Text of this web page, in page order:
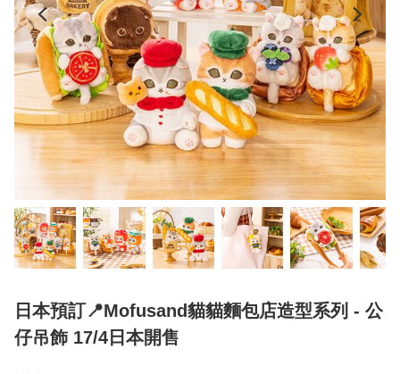
日本預訂📍Mofusand貓貓麵包店造型系列 - 公
仔吊飾 17/4日本開售